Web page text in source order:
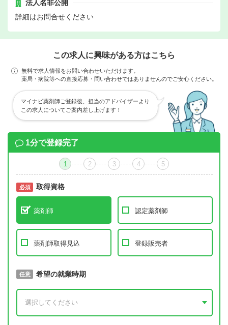
法人名非公開
詳細はお問合せください
この求人に興味がある方はこちら
無料で求人情報をお問い合わせいただけます。
薬局・病院等への直接応募・問い合わせではありませんのでご安心ください。
マイナビ薬剤師ご登録後、担当のアドバイザーより
この求人についてご案内差し上げます！
1分で登録完了
1 2 3 4 5
必須 取得資格
薬剤師 認定薬剤師
薬剤師取得見込 登録販売者
必須 取得予定年
任意 希望の就業時期